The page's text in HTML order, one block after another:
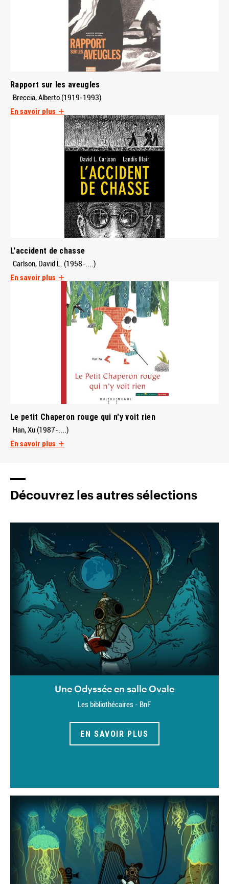
Rapport sur les aveugles
Breccia, Alberto (1919-1993)
En savoir plus
L'accident de chasse
Carlson, David L. (1958-....)
En savoir plus
Le petit Chaperon rouge qui n'y voit rien
Han, Xu (1987-....)
En savoir plus
Découvrez les autres sélections
Une Odyssée en salle Ovale
Les bibliothécaires - BnF
EN SAVOIR PLUS